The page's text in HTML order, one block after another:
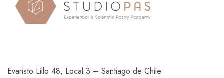
Evaristo Lillo 48, Local 3 – Santiago de Chile